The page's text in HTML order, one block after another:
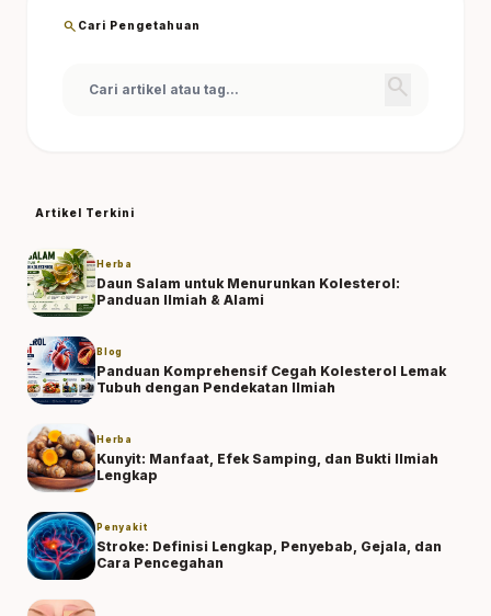
search Cari Pengetahuan
search
Artikel Terkini
Herba
Daun Salam untuk Menurunkan Kolesterol:
Panduan Ilmiah & Alami
Blog
Panduan Komprehensif Cegah Kolesterol Lemak
Tubuh dengan Pendekatan Ilmiah
Herba
Kunyit: Manfaat, Efek Samping, dan Bukti Ilmiah
Lengkap
Penyakit
Stroke: Definisi Lengkap, Penyebab, Gejala, dan
Cara Pencegahan